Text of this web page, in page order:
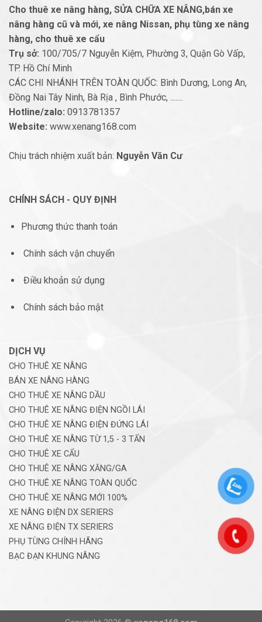
Cho thuê xe nâng hàng, SỬA CHỮA XE NÂNG,bán xe
nâng hàng cũ và mới, xe nâng Nissan, phụ tùng xe nâng
hàng, cho thuê xe cẩu
Trụ sở: 100/705/7 Nguyễn Kiệm, Phường 3, Quận Gò Vấp,
TP. Hồ Chí Minh
CÁC CHI NHÁNH TRÊN TOÀN QUỐC: Bình Dương, Long An,
Đồng Nai Tây Ninh, Bà Rịa , Bình Phước, .......
Hotline/zalo: 0913781357
Website: www.xenang168.com
Chịu trách nhiệm xuất bản: Nguyễn Văn Cư
CHÍNH SÁCH - QUY ĐỊNH
Phương thức thanh toán
Chính sách vận chuyển
Điều khoản sử dụng
Chính sách bảo mật
DỊCH VỤ
CHO THUÊ XE NÂNG
BÁN XE NÂNG HÀNG
CHO THUÊ XE NÂNG DẦU
CHO THUÊ XE NÂNG ĐIỆN NGỒI LÁI
CHO THUÊ XE NÂNG ĐIỆN ĐỨNG LÁI
CHO THUÊ XE NÂNG TỪ 1,5 - 3 TẤN
CHO THUÊ XE CẨU
CHO THUÊ XE NÂNG XĂNG/GA
CHO THUÊ XE NÂNG TOÀN QUỐC
CHO THUÊ XE NÂNG MỚI 100%
XE NÂNG ĐIỆN DX SERIERS
XE NÂNG ĐIỆN TX SERIERS
PHỤ TÙNG CHÍNH HÃNG
BẠC ĐẠN KHUNG NÂNG